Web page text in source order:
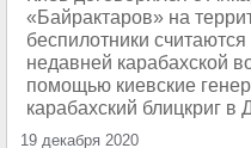
«Байрактаров» на
беспилотники
недавней карабахской
помощью киевские
карабахский блицкриг в
19 декабря 2020